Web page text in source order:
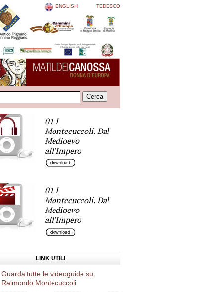
ENGLISH TEDESCO
01 I
Montecuccoli. Dal
Medioevo
all'Impero
01 I
Montecuccoli. Dal
Medioevo
all'Impero
LINK UTILI
Guarda tutte le videoguide su
Raimondo Montecuccoli